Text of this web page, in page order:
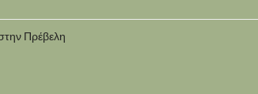
Πρέβελη